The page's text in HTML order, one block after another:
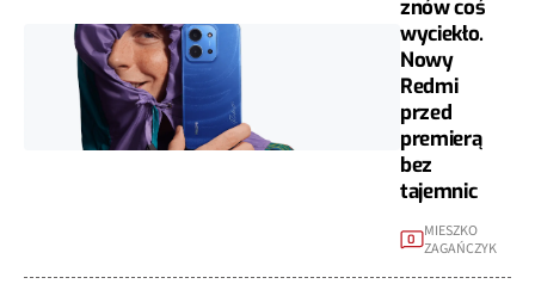
znów coś
wyciekło.
Nowy
Redmi
przed
premierą
bez
tajemnic
0
MIESZKO
ZAGAŃCZYK